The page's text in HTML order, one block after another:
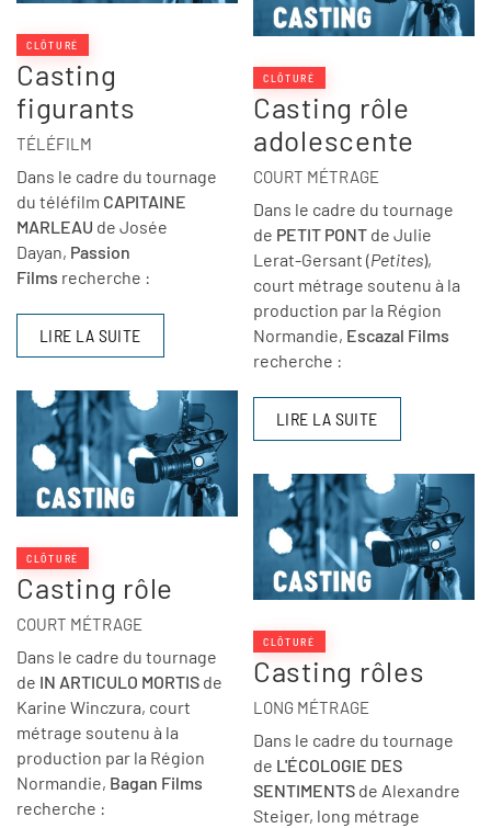
CLÔTURÉ
Casting
figurants
TÉLÉFILM
Dans le cadre du tournage
du téléfilm CAPITAINE
MARLEAU de Josée
Dayan, Passion
Films recherche :
LIRE LA SUITE
CLÔTURÉ
Casting rôle
COURT MÉTRAGE
Dans le cadre du tournage
de IN ARTICULO MORTIS de
Karine Winczura, court
métrage soutenu à la
production par la Région
Normandie, Bagan Films
recherche :
CLÔTURÉ
Casting rôle
adolescente
COURT MÉTRAGE
Dans le cadre du tournage
de PETIT PONT de Julie
Lerat-Gersant (Petites),
court métrage soutenu à la
production par la Région
Normandie, Escazal Films
recherche :
LIRE LA SUITE
CLÔTURÉ
Casting rôles
LONG MÉTRAGE
Dans le cadre du tournage
de L'ÉCOLOGIE DES
SENTIMENTSde Alexandre
Steiger, long métrage